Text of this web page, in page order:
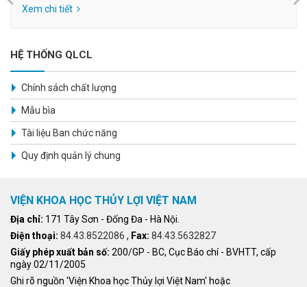
Xem chi tiết
HỆ THỐNG QLCL
Chính sách chất lượng
Mẫu bìa
Tài liệu Ban chức năng
Quy định quản lý chung
VIỆN KHOA HỌC THỦY LỢI VIỆT NAM
Địa chỉ: 171 Tây Sơn - Đống Đa - Hà Nội.
Điện thoại: 84.43.8522086 , Fax: 84.43.5632827
Giấy phép xuất bản số: 200/GP - BC, Cục Báo chí - BVHTT, cấp
ngày 02/11/2005
Ghi rõ nguồn 'Viện Khoa học Thủy lợi Việt Nam' hoặc